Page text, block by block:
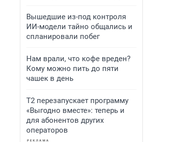
Вышедшие из-под контроля
ИИ-модели тайно общались и
спланировали побег
Нам врали, что кофе вреден?
Кому можно пить до пяти
чашек в день
Т2 перезапускает программу
«Выгодно вместе»: теперь и
для абонентов других
операторов